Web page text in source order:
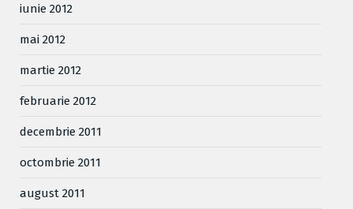
iunie 2012
mai 2012
martie 2012
februarie 2012
decembrie 2011
octombrie 2011
august 2011